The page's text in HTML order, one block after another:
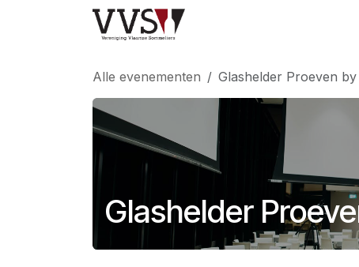
Overslaan naar inhoud
Alle evenementen Glashelder Proeven
Glashelder